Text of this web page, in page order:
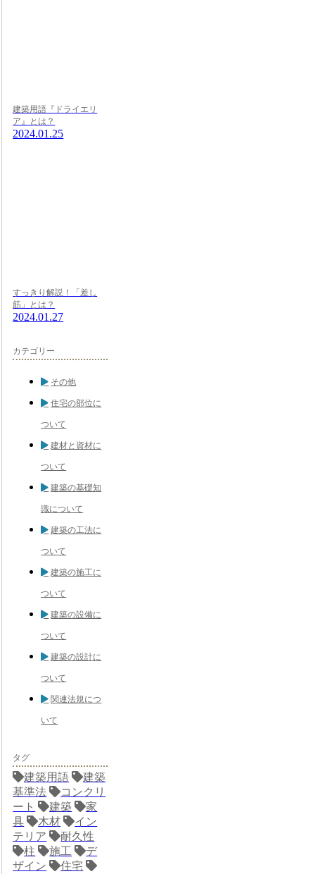
建築用語『ドライエリ
ア』とは？
2024.01.25
すっきり解説！「差し
筋」とは？
2024.01.27
カテゴリー
その他
住宅の部位に
ついて
建材と資材に
ついて
建築の基礎知
識について
建築の工法に
ついて
建築の施工に
ついて
建築の設備に
ついて
建築の設計に
ついて
関連法規につ
いて
タグ
建築用語
建築
基準法
コンクリ
ート
建築
家
具
木材
イン
テリア
耐久性
柱
施工
デ
ザイン
住宅